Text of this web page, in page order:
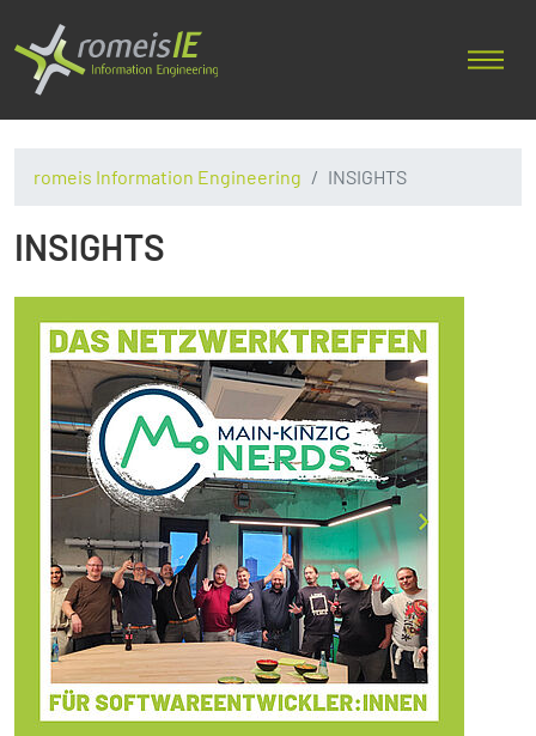
romeis Information Engineering INSIGHTS
INSIGHTS